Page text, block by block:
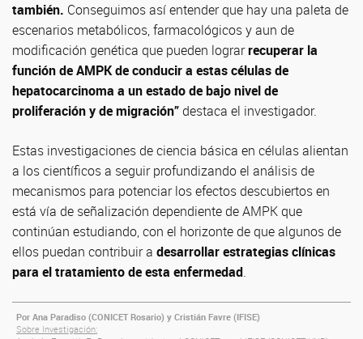
también. Conseguimos así entender que hay una paleta de
escenarios metabólicos, farmacológicos y aun de
modificación genética que pueden lograrrecuperar la
función de AMPK de conducir a estas células de
hepatocarcinoma a un estado de bajo nivel de
proliferación y de migración”destaca el investigador.
Estas investigaciones de ciencia básica en células alientan
a los científicos a seguir profundizando el análisis de
mecanismos para potenciar los efectos descubiertos en
está vía de señalización dependiente de AMPK que
continúan estudiando, con el horizonte de que algunos de
ellos puedan contribuir a desarrollar estrategias clínicas
para el tratamiento de esta enfermedad.
Por Ana Paradiso (CONICET Rosario) y Cristián Favre (IFISE)
Sobre Investigación: